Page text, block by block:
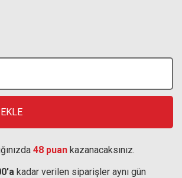
48 puan kazanacaksınız.
kadar verilen siparişler aynı gün